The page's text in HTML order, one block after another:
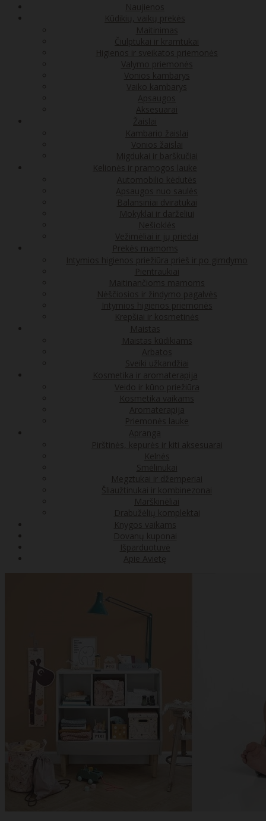
Naujienos
Kūdikių, vaikų prekės
Maitinimas
Čiulptukai ir kramtukai
Higienos ir sveikatos priemonės
Valymo priemonės
Vonios kambarys
Vaiko kambarys
Apsaugos
Aksesuarai
Žaislai
Kambario žaislai
Vonios žaislai
Migdukai ir barškučiai
Kelionės ir pramogos lauke
Automobilio kėdutės
Apsaugos nuo saulės
Balansiniai dviratukai
Mokyklai ir darželiui
Nešioklės
Vežimėliai ir jų priedai
Prekės mamoms
Intymios higienos priežiūra prieš ir po gimdymo
Pientraukiai
Maitinančioms mamoms
Nėščiosios ir žindymo pagalvės
Intymios higienos priemonės
Krepšiai ir kosmetinės
Maistas
Maistas kūdikiams
Arbatos
Sveiki užkandžiai
Kosmetika ir aromaterapija
Veido ir kūno priežiūra
Kosmetika vaikams
Aromaterapija
Priemonės lauke
Apranga
Pirštinės, kepurės ir kiti aksesuarai
Kelnės
Smėlinukai
Megztukai ir džemperiai
Šliaužtinukai ir kombinezonai
Marškinėliai
Drabužėlių komplektai
Knygos vaikams
Dovanų kuponai
Išparduotuvė
Apie Avietę